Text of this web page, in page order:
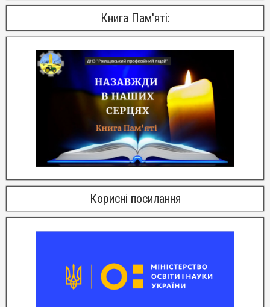
Книга Пам'яті:
Корисні посилання